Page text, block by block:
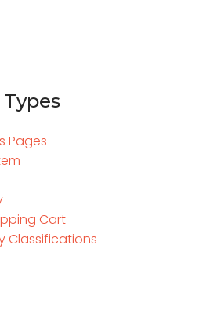
Pages
Cart
Classifications